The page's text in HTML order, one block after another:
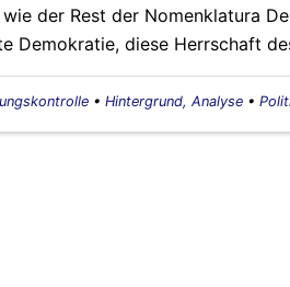
der Rest der Nomenklatura
Demokratie, diese Herrschaft
• Hintergrund, Analyse •